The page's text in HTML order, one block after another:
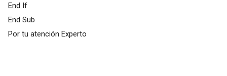
End If
End Sub
Por tu atención Experto